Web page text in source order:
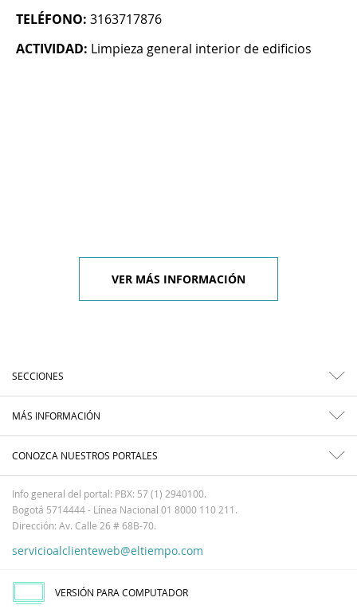
TELÉFONO: 3163717876
ACTIVIDAD: Limpieza general interior de edificios
VER MÁS INFORMACIÓN
SECCIONES
MÁS INFORMACIÓN
CONOZCA NUESTROS PORTALES
Info general del portal: PBX: 57 (1) 2940100.
Bogotá 5714444 - Línea Nacional 01 8000 110 211.
Dirección: Av. Calle 26 # 68B-70.
servicioalclienteweb@eltiempo.com
VERSIÓN PARA COMPUTADOR